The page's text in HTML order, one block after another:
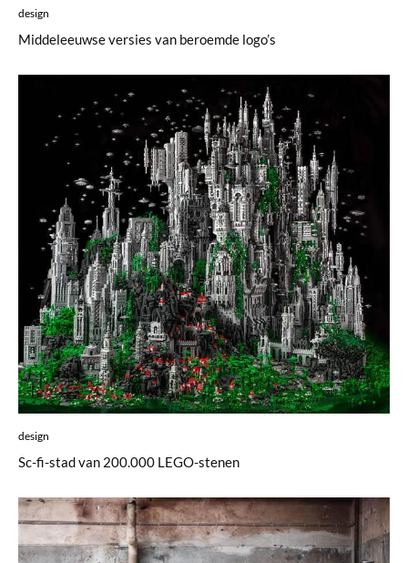
design
Middeleeuwse versies van beroemde logo’s
design
Sc-fi-stad van 200.000 LEGO-stenen